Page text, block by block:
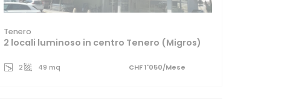
Tenero
2 locali luminoso in centro Tenero (Migros)
2 49 mq CHF 1'050/Mese